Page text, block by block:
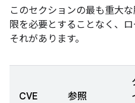
このセクションの最も重大
限を必要とすることなく、
それがあります。
CVE 参照